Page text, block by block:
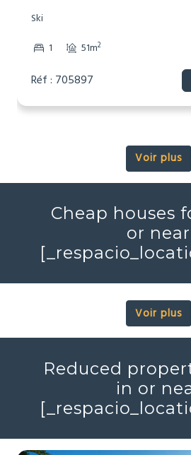
Alpe d’huez, Isère (38)
Ski
51m
Réf : 705897
Voir plus
Cheap houses
or near
Voir plus
Reduced
in or